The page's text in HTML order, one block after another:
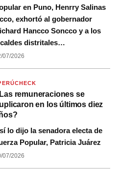
en Puno, Henrry Salinas
exhortó al gobernador
Hancco Soncco y a los
distritales…
07/2026
remuneraciones se
en los últimos diez
lo dijo la senadora electa de
Popular, Patricia Juárez
07/2026